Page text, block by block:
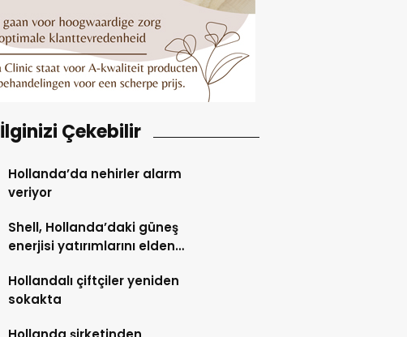
İlginizi Çekebilir
Hollanda’da nehirler alarm
veriyor
Shell, Hollanda’daki güneş
enerjisi yatırımlarını elden
Hollandalı çiftçiler yeniden
sokakta